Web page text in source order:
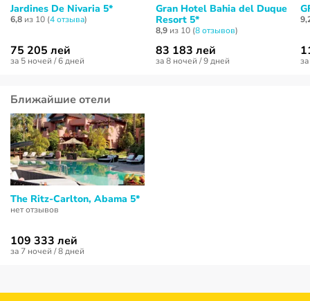
Jardines De Nivaria 5*
6,8 из 10 (4 отзывa)
75 205 лей
за 5 ночей / 6 дней
Gran Hotel Bahia del Duque
Resort 5*
8,9из 10 (8 отзывов)
83 183 лей
за 8 ночей / 9 дней
Ближайшие отели
The Ritz-Carlton, Abama 5*
нет отзывов
109 333 лей
за 7 ночей / 8 дней